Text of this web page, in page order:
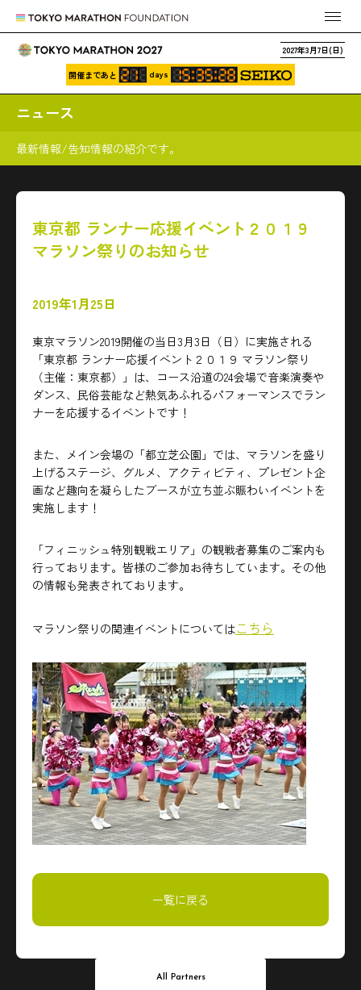
2027年3月7日(日)
開催まであと days
ニュース
最新情報/告知情報の紹介です。
東京都 ランナー応援イベント２０１９
マラソン祭りのお知らせ
2019年1月25日
東京マラソン2019開催の当日3月3日（日）に実施される
「東京都 ランナー応援イベント２０１９ マラソン祭り
（主催：東京都）」は、コース沿道の24会場で音楽演奏や
ダンス、民俗芸能など熱気あふれるパフォーマンスでラン
ナーを応援するイベントです！
また、メイン会場の「都立芝公園」では、マラソンを盛り
上げるステージ、グルメ、アクティビティ、プレゼント企
画など趣向を凝らしたブースが立ち並ぶ賑わいイベントを
実施します！
「フィニッシュ特別観戦エリア」の観戦者募集のご案内も
行っております。皆様のご参加お待ちしています。その他
の情報も発表されております。
マラソン祭りの関連イベントについてはこちら
一覧に戻る
All Partners